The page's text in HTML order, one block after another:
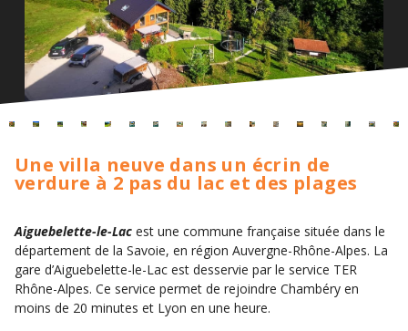
Une villa neuve dans un écrin de
verdure à 2 pas du lac et des plages
Aiguebelette-le-Lac est une commune française située dans le
département de la Savoie, en région Auvergne-Rhône-Alpes. La
gare d’Aiguebelette-le-Lac est desservie par le service TER
Rhône-Alpes. Ce service permet de rejoindre Chambéry en
moins de 20 minutes et Lyon en une heure.